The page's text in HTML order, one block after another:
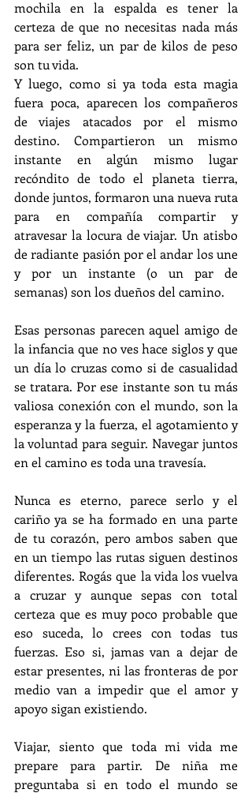
mochila en la espalda es tener la
certeza de que no necesitas nada más
para ser feliz, un par de kilos de peso
son tu vida.
Y luego, como si ya toda esta magia
fuera poca, aparecen los compañeros
de viajes atacados por el mismo
destino. Compartieron un mismo
instante en algún mismo lugar
recóndito de todo el planeta tierra,
donde juntos, formaron una nueva ruta
para en compañía compartir y
atravesar la locura de viajar. Un atisbo
de radiante pasión por el andar los une
y por un instante (o un par de
semanas) son los dueños del camino.
Esas personas parecen aquel amigo de
la infancia que no ves hace siglos y que
un día lo cruzas como si de casualidad
se tratara. Por ese instante son tu más
valiosa conexión con el mundo, son la
esperanza y la fuerza, el agotamiento y
la voluntad para seguir. Navegar juntos
en el camino es toda una travesía.
Nunca es eterno, parece serlo y el
cariño ya se ha formado en una parte
de tu corazón, pero ambos saben que
en un tiempo las rutas siguen destinos
diferentes. Rogás que la vida los vuelva
a cruzar y aunque sepas con total
certeza que es muy poco probable que
eso suceda, lo crees con todas tus
fuerzas. Eso si, jamas van a dejar de
estar presentes, ni las fronteras de por
medio van a impedir que el amor y
apoyo sigan existiendo.
Viajar, siento que toda mi vida me
prepare para partir. De niña me
preguntaba si en todo el mundo se